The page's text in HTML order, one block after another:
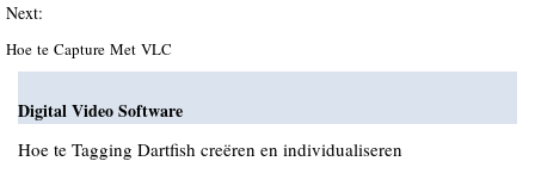
Next:
Hoe te Capture Met VLC
Digital Video Software
Hoe te Tagging Dartfish creëren en individualiseren